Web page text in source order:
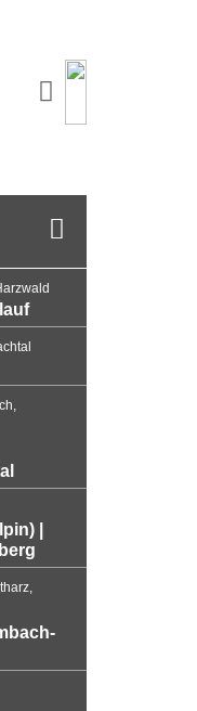
|